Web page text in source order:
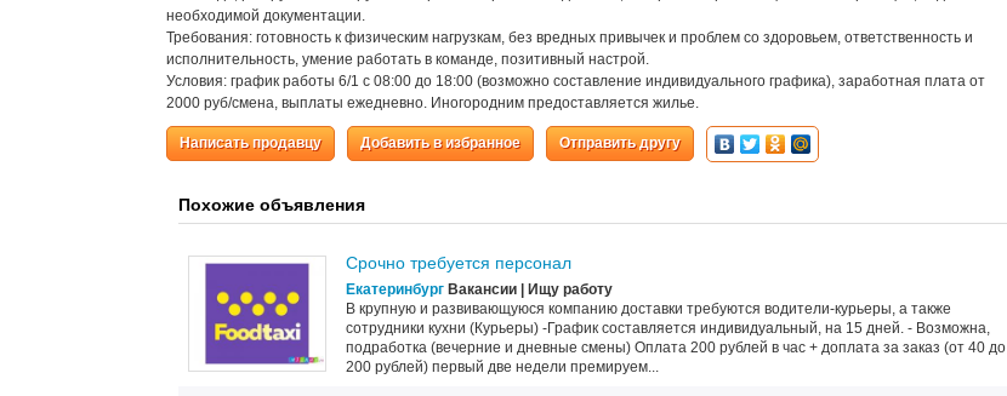
необходимой документации.
Требования: готовность к физическим нагрузкам, без вредных привычек и проблем со здоровьем, ответственность и
исполнительность, умение работать в команде, позитивный настрой.
Условия: график работы 6/1 с 08:00 до 18:00 (возможно составление индивидуального графика), заработная плата от
2000 руб/смена, выплаты ежедневно. Иногородним предоставляется жилье.
Написать продавцу Добавить в избранное Отправить другу
Похожие объявления
Срочно требуется персонал
Екатеринбург Вакансии | Ищу работу
В крупную и развивающуюся компанию доставки требуются водители-курьеры, а также
сотрудники кухни (Курьеры) -График составляется индивидуальный, на 15 дней. - Возможна,
подработка (вечерние и дневные смены) Оплата 200 рублей в час + доплата за заказ (от 40 до
200 рублей) первый две недели премируем...